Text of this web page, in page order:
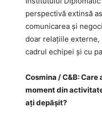
perspectivă extinsă
comunicarea și
doar relațiile
cadrul echipei și cu
Cosmina / C&B:
moment din
ați depășit?